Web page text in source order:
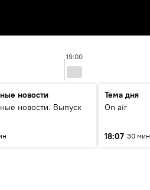
19:00
новости
новости. Выпуск
Тема дня
On air
18:07 30 мин